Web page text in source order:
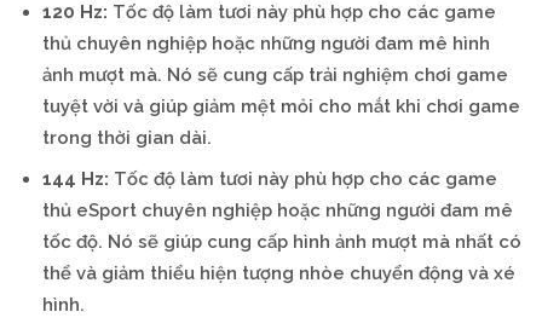
120 Hz: Tốc độ làm tươi này phù hợp cho các game
thủ chuyên nghiệp hoặc những người đam mê hình
ảnh mượt mà. Nó sẽ cung cấp trải nghiệm chơi game
tuyệt vời và giúp giảm mệt mỏi cho mắt khi chơi game
trong thời gian dài.
144 Hz: Tốc độ làm tươi này phù hợp cho các game
thủ eSport chuyên nghiệp hoặc những người đam mê
tốc độ. Nó sẽ giúp cung cấp hình ảnh mượt mà nhất có
thể và giảm thiểu hiện tượng nhòe chuyển động và xé
hình.